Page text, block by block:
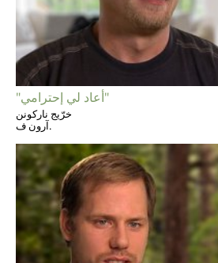
"أعاد لي إحترامي"
خرّيج ناركونن
آرون ف.